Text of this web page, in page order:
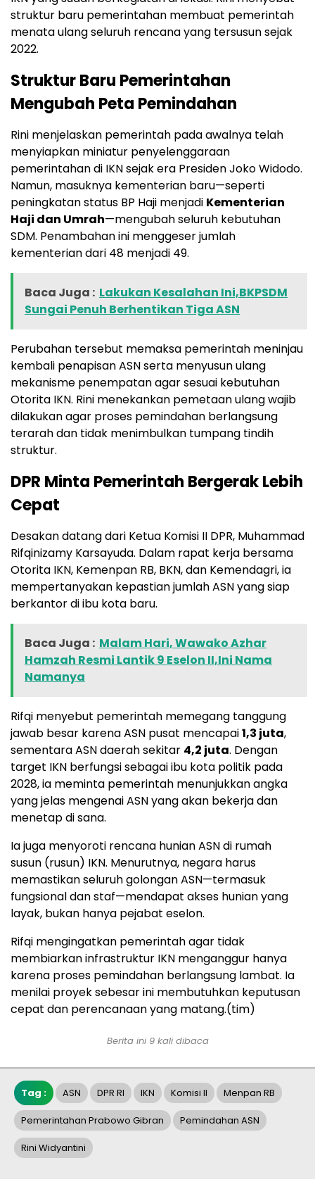
struktur baru pemerintahan membuat pemerintah
menata ulang seluruh rencana yang tersusun sejak
2022.
Struktur Baru Pemerintahan
Mengubah Peta Pemindahan
Rini menjelaskan pemerintah pada awalnya telah
menyiapkan miniatur penyelenggaraan
pemerintahan di IKN sejak era Presiden Joko Widodo.
Namun, masuknya kementerian baru—seperti
peningkatan status BP Haji menjadi Kementerian
Haji dan Umrah—mengubah seluruh kebutuhan
SDM. Penambahan ini menggeser jumlah
kementerian dari 48 menjadi 49.
Baca Juga : Lakukan Kesalahan Ini,BKPSDM
Sungai Penuh Berhentikan Tiga ASN
Perubahan tersebut memaksa pemerintah meninjau
kembali penapisan ASN serta menyusun ulang
mekanisme penempatan agar sesuai kebutuhan
Otorita IKN. Rini menekankan pemetaan ulang wajib
dilakukan agar proses pemindahan berlangsung
terarah dan tidak menimbulkan tumpang tindih
struktur.
DPR Minta Pemerintah Bergerak Lebih
Cepat
Desakan datang dari Ketua Komisi II DPR, Muhammad
Rifqinizamy Karsayuda. Dalam rapat kerja bersama
Otorita IKN, Kemenpan RB, BKN, dan Kemendagri, ia
mempertanyakan kepastian jumlah ASN yang siap
berkantor di ibu kota baru.
Baca Juga : Malam Hari, Wawako Azhar
Hamzah Resmi Lantik 9 Eselon II,Ini Nama
Namanya
Rifqi menyebut pemerintah memegang tanggung
jawab besar karena ASN pusat mencapai1,3 juta,
sementara ASN daerah sekitar 4,2 juta. Dengan
target IKN berfungsi sebagai ibu kota politik pada
2028, ia meminta pemerintah menunjukkan angka
yang jelas mengenai ASN yang akan bekerja dan
menetap di sana.
Ia juga menyoroti rencana hunian ASN di rumah
susun (rusun) IKN. Menurutnya, negara harus
memastikan seluruh golongan ASN—termasuk
fungsional dan staf—mendapat akses hunian yang
layak, bukan hanya pejabat eselon.
Rifqi mengingatkan pemerintah agar tidak
membiarkan infrastruktur IKN menganggur hanya
karena proses pemindahan berlangsung lambat. Ia
menilai proyek sebesar ini membutuhkan keputusan
cepat dan perencanaan yang matang.(tim)
Berita ini 9 kali dibaca
Tag : ASN DPR RI IKN Komisi II Menpan RB
Pemerintahan Prabowo Gibran Pemindahan ASN
Rini Widyantini